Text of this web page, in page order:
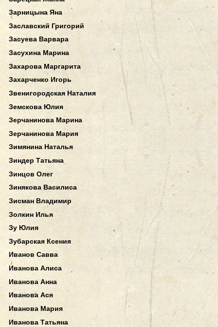
Зарницына Яна
Заславский Григорий
Засуева Варвара
Засухина Марина
Захарова Маргарита
Захарченко Игорь
Звенигородская Наталия
Земскова Юлия
Зерчанинова Марина
Зерчанинова Мария
Зимянина Наталья
Зиндер Татьяна
Зинцов Олег
Зинякова Василиса
Зисман Владимир
Золкин Илья
Зу Юлия
Зубарская Ксения
Иванов Савва
Иванова Алиса
Иванова Анна
Иванова Ася
Иванова Мария
Иванова Татьяна